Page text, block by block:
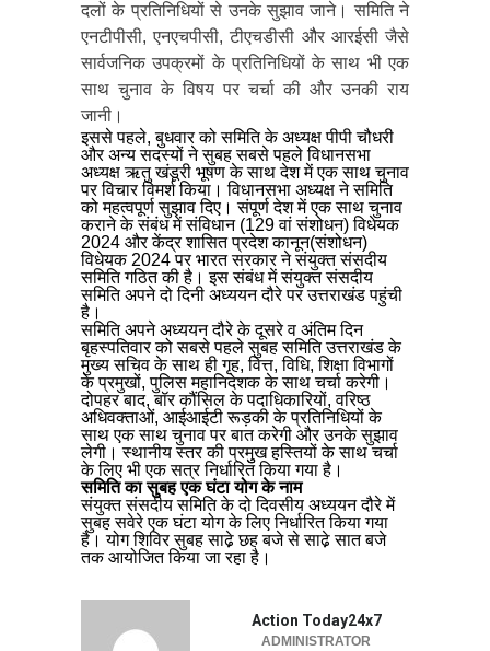
दलों के प्रतिनिधियों से उनके सुझाव जाने। समिति ने
एनटीपीसी, एनएचपीसी, टीएचडीसी औैर आरईसी जैसे
सार्वजनिक उपक्रमों के प्रतिनिधियों के साथ भी एक
साथ चुनाव के विषय पर चर्चा की और उनकी राय
जानी।
इससे पहले, बुधवार को समिति के अध्यक्ष पीपी चौधरी
और अन्य सदस्यों ने सुबह सबसे पहले विधानसभा
अध्यक्ष ऋतु खंडूरी भूषण के साथ देश में एक साथ चुनाव
पर विचार विमर्श किया। विधानसभा अध्यक्ष ने समिति
को महत्वपूर्ण सुझाव दिए। संपूर्ण देश में एक साथ चुनाव
कराने के संबंध में संविधान (129 वां संशोधन) विधेयक
2024 और केंद्र शासित प्रदेश कानून(संशोधन)
विधेयक 2024 पर भारत सरकार ने संयुक्त संसदीय
समिति गठित की है। इस संबंध में संयुक्त संसदीय
समिति अपने दो दिनी अध्ययन दौरे पर उत्तराखंड पहुंची
है।
समिति अपने अध्ययन दौरे के दूसरे व अंतिम दिन
बृहस्पतिवार को सबसे पहले सुबह समिति उत्तराखंड के
मुख्य सचिव के साथ ही गृह, वित्त, विधि, शिक्षा विभागों
के प्रमुखों, पुलिस महानिदेशक के साथ चर्चा करेगी।
दोपहर बाद, बॉर कौंसिल के पदाधिकारियों, वरिष्ठ
अधिवक्ताओं, आईआईटी रूड़की के प्रतिनिधियों के
साथ एक साथ चुनाव पर बात करेगी और उनके सुझाव
लेगी। स्थानीय स्तर की प्रमुुख हस्तियों के साथ चर्चा
के लिए भी एक सत्र निर्धारित किया गया है।
समिति का सुबह एक घंटा योग के नाम
संयुक्त संसदीय समिति के दो दिवसीय अध्ययन दौरे में
सुबह सवेरे एक घंटा योग के लिए निर्धारित किया गया
है। योग शिविर सुबह साढे़ छह बजे से साढे़ सात बजे
तक आयोजित किया जा रहा है।
Action Today24x7
ADMINISTRATOR